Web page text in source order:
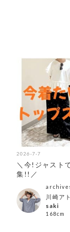
2026-7-7
＼今!ジャスト
集!!／
川崎ア
saki
168cm